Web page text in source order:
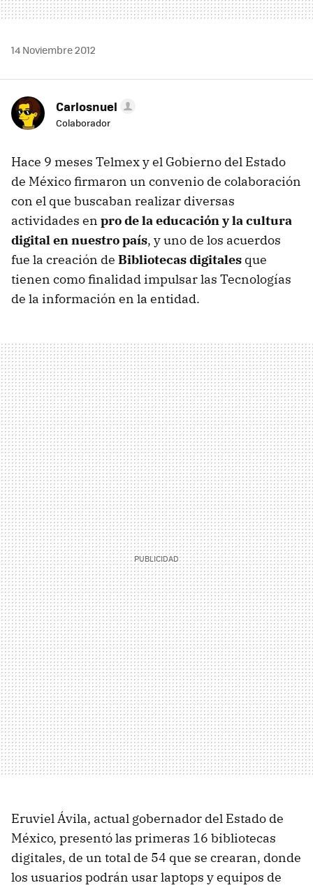
14 Noviembre 2012
Carlosnuel
Colaborador
Hace 9 meses Telmex y el Gobierno del Estado
de México firmaron un convenio de colaboración
con el que buscaban realizar diversas
actividades en pro de la educación y la cultura
digital en nuestro país, y uno de los acuerdos
fue la creación de Bibliotecas digitales que
tienen como finalidad impulsar las Tecnologías
de la información en la entidad.
Eruviel Ávila, actual gobernador del Estado de
México, presentó las primeras 16 bibliotecas
digitales, de un total de 54 que se crearan, donde
los usuarios podrán usar laptops y equipos de